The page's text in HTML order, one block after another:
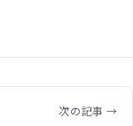
次の記事 →